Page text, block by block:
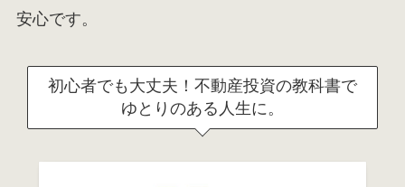
安心です。
初心者でも大丈夫！不動産投資の教科書で
ゆとりのある人生に。